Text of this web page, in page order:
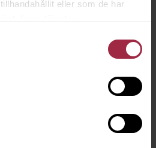
eller som de har